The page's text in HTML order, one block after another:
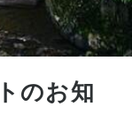
のお知